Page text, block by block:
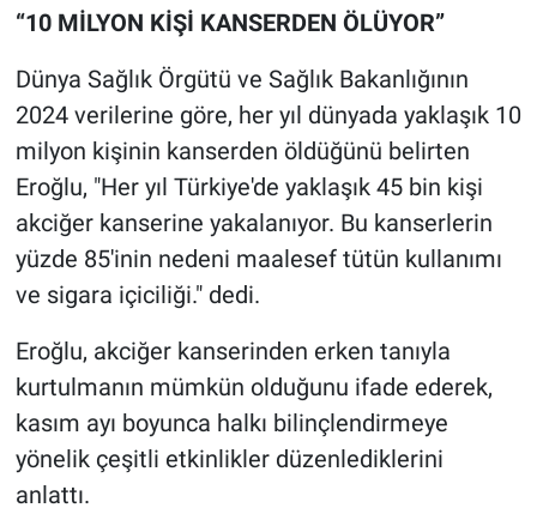
“10 MİLYON KİŞİ KANSERDEN ÖLÜYOR”
Dünya Sağlık Örgütü ve Sağlık Bakanlığının
2024 verilerine göre, her yıl dünyada yaklaşık 10
milyon kişinin kanserden öldüğünü belirten
Eroğlu, "Her yıl Türkiye'de yaklaşık 45 bin kişi
akciğer kanserine yakalanıyor. Bu kanserlerin
yüzde 85'inin nedeni maalesef tütün kullanımı
ve sigara içiciliği." dedi.
Eroğlu, akciğer kanserinden erken tanıyla
kurtulmanın mümkün olduğunu ifade ederek,
kasım ayı boyunca halkı bilinçlendirmeye
yönelik çeşitli etkinlikler düzenlediklerini
anlattı.